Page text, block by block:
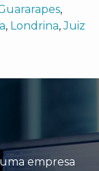
,
, Londrina,Juiz
empresa